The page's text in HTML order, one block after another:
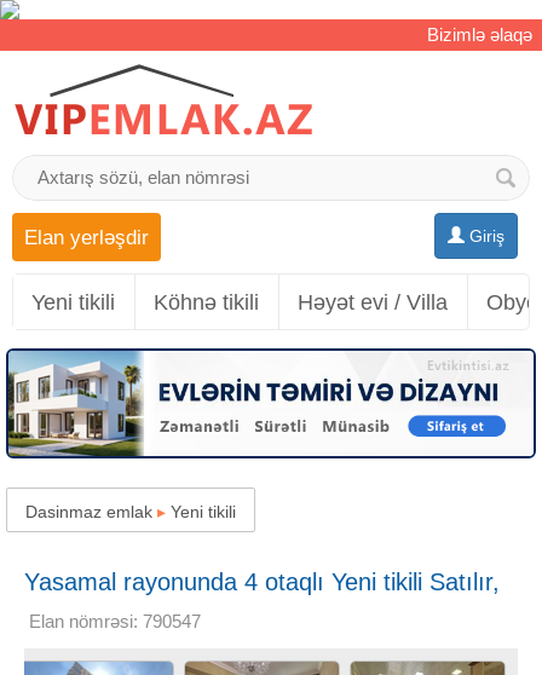
Bizimlə əlaqə
Giriş
Elan yerləşdir
Yeni tikili Köhnə tikili Həyət evi / Villa
Dasinmaz emlak ▸ Yeni tikili
Yasamal rayonunda 4 otaqlı Yeni tikili Satılır,
130 m²
Elan nömrəsi: 790547